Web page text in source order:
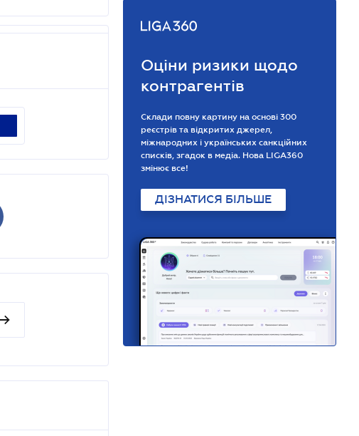
Оціни ризики щодо
контрагентів
Склади повну картину на основі 300
реєстрів та відкритих джерел,
міжнародних і українських санкційних
списків, згадок в медіа. Нова LIGA360
змінює все!
ДІЗНАТИСЯ БІЛЬШЕ